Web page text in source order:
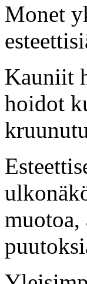
Monet
Kauniit
hoidot
muotoa,